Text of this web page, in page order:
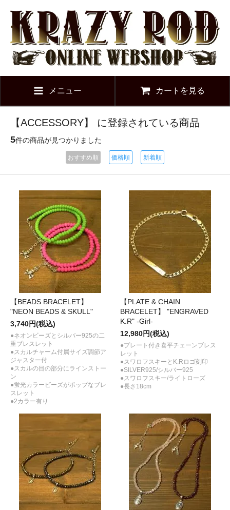
メニュー カートを見る
【ACCESSORY】 に登録されている商品
5件の商品が見つかりました
おすすめ順 価格順 新着順
【BEADS BRACELET】
"NEON BEADS & SKULL"
3,740円(税込)
●ネオンビーズとシルバー925の二
重ブレスレット
●スカルチャーム付属サイズ調節ア
ジャスター付
●スカルの目の部分にラインストー
ン
●蛍光カラービーズがポップなブレ
スレット
●2カラー有り
【PLATE & CHAIN
BRACELET】 "ENGRAVED
K.R" -Girl-
12,980円(税込)
●プレート付き喜平チェーンブレス
レット
●スワロフスキーとK.Rロゴ刻印
●SILVER925/シルバー925
●スワロフスキー/ライトローズ
●長さ18cm